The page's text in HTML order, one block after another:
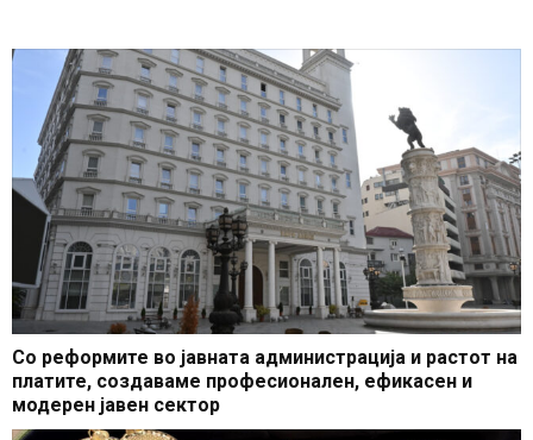
Со реформите во јавната администрација и растот на
платите, создаваме професионален, ефикасен и
модерен јавен сектор